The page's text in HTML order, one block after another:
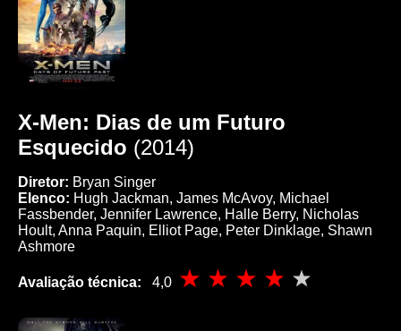
X-Men: Dias de um Futuro
Esquecido (2014)
Diretor: Bryan Singer
Elenco: Hugh Jackman, James McAvoy, Michael
Fassbender, Jennifer Lawrence, Halle Berry, Nicholas
Hoult, Anna Paquin, Elliot Page, Peter Dinklage, Shawn
Ashmore
Avaliação técnica: 4,0